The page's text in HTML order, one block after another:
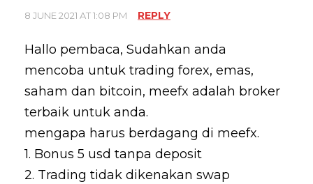
8 JUNE 2021 AT 1:08 PM REPLY
Hallo pembaca, Sudahkan anda
mencoba untuk trading forex, emas,
saham dan bitcoin, meefx adalah broker
terbaik untuk anda.
mengapa harus berdagang di meefx.
1. Bonus 5 usd tanpa deposit
2. Trading tidak dikenakan swap